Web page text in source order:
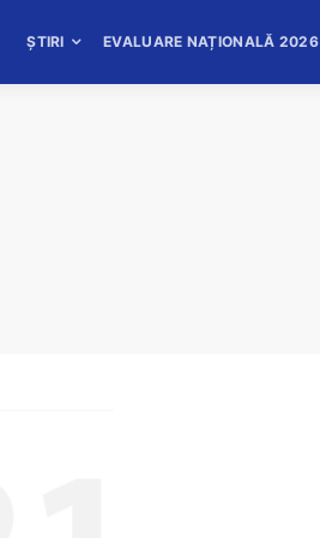
ȘTIRI EVALUARE NAȚIONALĂ 2026